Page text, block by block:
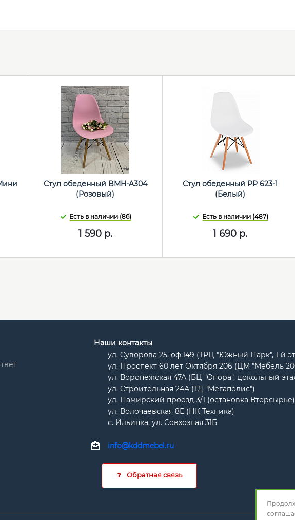
Стул обеденный BMH-A304
(Розовый)
Есть в наличии (86)
1 590р.
Стул обеденный PP 623-1
(Белый)
Есть в наличии (487)
1 690 р.
Наши контакты
ул. Суворова 25, оф.149 (ТРЦ "Южный Парк", 1-й
ул. Проспект 60 лет Октября 206 (ЦМ "Мебель
ул. Воронежская 47А (БЦ "Опора", цокольный
ул. Строительная 24А (ТД "Мегаполис")
ул. Памирский проезд 3/1 (остановка Вторсырье)
ул. Волочаевская 8Е (НК Техника)
с. Ильинка, ул. Совхозная 31Б
info@kddmebel.ru
Обратная связь